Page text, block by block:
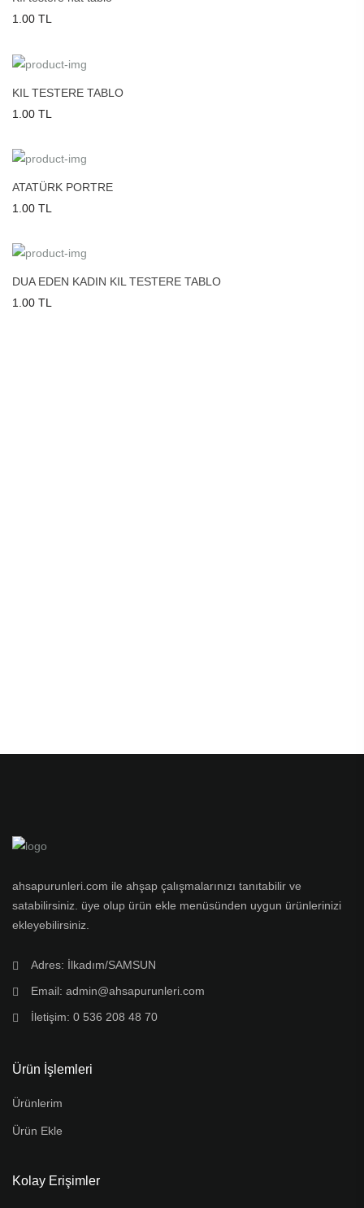
1.00 TL
KIL TESTERE TABLO
1.00 TL
ATATÜRK PORTRE
1.00 TL
DUA EDEN KADIN KIL TESTERE TABLO
1.00 TL
ahsapurunleri.com ile ahşap çalışmalarınızı tanıtabilir ve
satabilirsiniz. üye olup ürün ekle menüsünden uygun ürünlerinizi
ekleyebilirsiniz.
Adres: İlkadım/SAMSUN
Email: admin@ahsapurunleri.com
İletişim: 0 536 208 48 70
Ürün İşlemleri
Ürünlerim
Ürün Ekle
Kolay Erişimler